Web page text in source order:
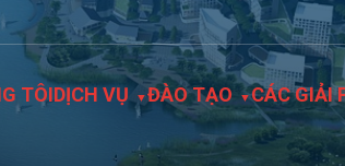
TÔIDỊCH VỤ ĐÀO TẠO CÁC GIẢI